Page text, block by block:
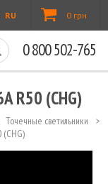
0 грн
RU
0 800 502-765
R50 (CHG)
Точечные светильники
>
(CHG)